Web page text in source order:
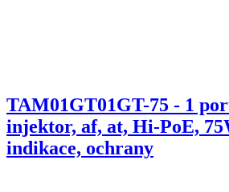
TAM01GT01GT-75 - 1
injektor, af, at, Hi-PoE,
indikace, ochrany